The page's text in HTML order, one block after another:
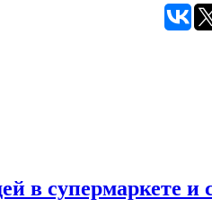
в супермаркете